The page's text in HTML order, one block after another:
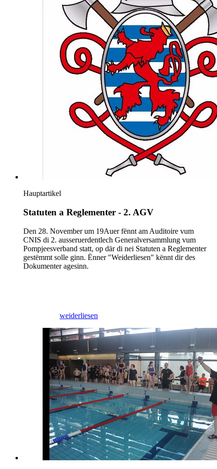
Hauptartikel
Statuten a Reglementer - 2. AGV
Den 28. November um 19Auer fënnt am Auditoire vum
CNIS di 2. ausseruerdentlech Generalversammlung vum
Pompjeesverband statt, op där di nei Statuten a Reglementer
gestëmmt solle ginn. Ënner "Weiderliesen" kënnt dir des
Dokumenter agesinn.
weiderliesen